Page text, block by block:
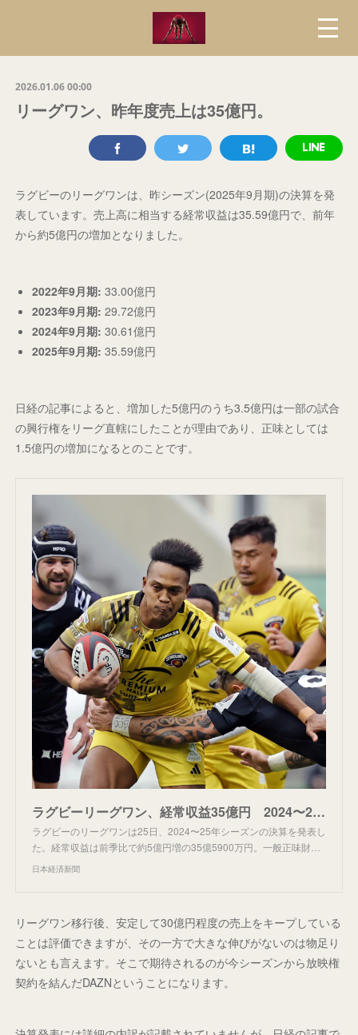
2026.01.06 00:00
リーグワン、昨年度売上は35億円。
ラグビーのリーグワンは、昨シーズン(2025年9月期)の決算を発
表しています。売上高に相当する経常収益は35.59億円で、前年
から約5億円の増加となりました。
2022年9月期: 33.00億円
2023年9月期: 29.72億円
2024年9月期: 30.61億円
2025年9月期: 35.59億円
日経の記事によると、増加した5億円のうち3.5億円は一部の試合
の興行権をリーグ直轄にしたことが理由であり、正味としては
1.5億円の増加になるとのことです。
ラグビーリーグワン、経常収益35億円 2024〜25年シーズン - 日本経済新聞
ラグビーのリーグワンは25日、2024〜25年シーズンの決算を発表し
た。経常収益は前季比で約5億円増の35億5900万円。一般正味財…
日本経済新聞
リーグワン移行後、安定して30億円程度の売上をキープしている
ことは評価できますが、その一方で大きな伸びがないのは物足り
ないとも言えます。そこで期待されるのが今シーズンから放映権
契約を結んだDAZNということになります。